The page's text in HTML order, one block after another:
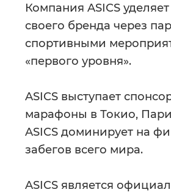
Компания ASICS
своего бренда через
спортивными
«первого уровня».
ASICS выступает
марафоны в Токио,
ASICS доминирует на
забегов всего мира.
ASICS является